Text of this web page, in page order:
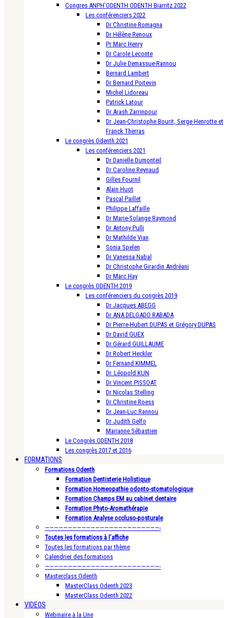
Congres ANPH’ODENTH ODENTH Biarritz 2022
Les conférenciers 2022
Dr Christine Romagna
Dr Hélène Renoux
Pr Marc Henry
Dr Carole Leconte
Dr Julie Demassue-Rannou
Bernard Lambert
Dr Bernard Poitevin
Michel Lidoreau
Patrick Latour
Dr Arash Zarrinpour
Dr Jean-Christophe Bourit, Serge Henrotte et
Franck Therras
Le congrès Odenth 2021
Les conférenciers 2021
Dr Danielle Dumonteil
Dr Caroline Reynaud
Gilles Fournil
Alain Huot
Pascal Paillet
Philippe Laffaille
Dr Marie-Solange Raymond
Dr Antony Pulli
Dr Mathilde Vian
Sonia Spelen
Dr Vanessa Nabal
Dr Christophe Girardin Andréani
Dr Marc Hay
Le congrès ODENTH 2019
Les conférenciers du congrès 2019
Dr Jacques ABEGG
Dr ANA DELGADO RABADA
Dr Pierre-Hubert DUPAS et Grégory DUPAS
Dr David GUEX
Dr Gérard GUILLAUME
Dr Robert Heckler
Dr Fernand KIMMEL
Dr. Léopold KUN
Dr Vincent PISSOAT
Dr Nicolas Stelling
Dr Christine Roess
Dr Jean-Luc Rannou
Dr Judith Gelfo
Marianne Sébastien
Le Congrès ODENTH 2018
Les congrès 2017 et 2016
FORMATIONS
Formations Odenth
Formation Dentisterie Holistique
Formation Homeopathie odonto-stomatologique
Formation Champs EM au cabinet dentaire
Formation Phyto-Aromathérapie
Formation Analyse occluso-posturale
—————————————————————————-
Toutes les formations à l’affiche
Toutes les formations par thème
Calendrier des formations
—————————————————————————-
Masterclass Odenth
MasterClass Odenth 2023
MasterClass Odenth 2022
VIDEOS
Webinaire à la Une